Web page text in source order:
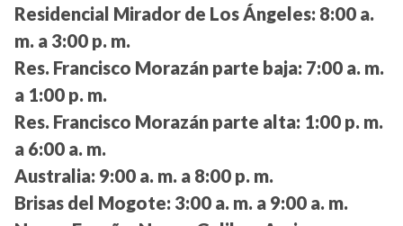
Residencial Mirador de Los Ángeles: 8:00 a.
m. a 3:00 p. m.
Res. Francisco Morazán parte baja: 7:00 a. m.
a 1:00 p. m.
Res. Francisco Morazán parte alta: 1:00 p. m.
a 6:00 a. m.
Australia: 9:00 a. m. a 8:00 p. m.
Brisas del Mogote: 3:00 a. m. a 9:00 a. m.